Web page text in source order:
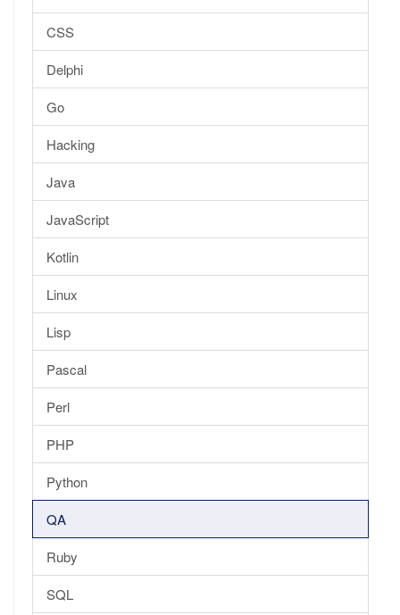
CSS
Delphi
Go
Hacking
Java
JavaScript
Kotlin
Linux
Lisp
Pascal
Perl
PHP
Python
QA
Ruby
SQL